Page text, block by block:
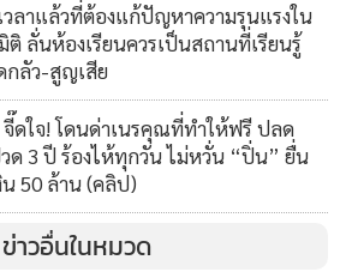
นเกิดให้ “เฮียภัทร์” เพราะอยากให้ความ
ล้วค่ะ ก็เลยอยากซื้อเค้กให้เป็นของขวัญ
อย แล้วก็รู้ว่าเฮียภัทร์ชอบกินเค้กมะพร้าว
ะ) ราคา 700 ค่ะ แล้วหนูมีอยู่ 650
งเรียนก็ได้ค่าขนมมา ก็เลยเก็บแล้วก็
งค่ะคิดว่าเฮียภัทร์ก็น่าจะแปลกใจอยู่
วลาแล้วที่ต้องแก้ปัญหาความรุนแรงใน
ลั่นห้องเรียนควรเป็นสถานที่เรียนรู้
กลัว-สูญเสีย
ดใจ! โดนด่าเนรคุณที่ทำให้ฟรี ปลด
ด 3 ปี ร้องไห้ทุกวัน ไม่หวั่น “ปิ่น” ยื่น
50 ล้าน (คลิป)
ข่าวอื่นในหมวด
คุกกี้ (Cookies)
เพื่อจัดการข้อมูลส่วนบุคคลเพื่อนำเสนอ
ต์ที่ดีที่สุดให้กับผู้อ่านบนเว็บไซต์ และ
ขการใช้งานเว็บไซต์